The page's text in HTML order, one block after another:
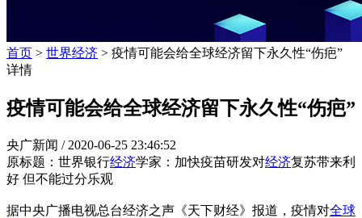
首页 > 世界经济 > 疫情可能会给全球经济留下永久性“伤疤”
详情
疫情可能会给全球经济留下永久性“伤疤”
央广新闻 / 2020-06-25 23:46:52
原标题：世界银行经济学家：加快疫苗研发对经济复苏带来利
好 但不能过分乐观
据中央广播电视总台经济之声《天下财经》报道，疫情对全球